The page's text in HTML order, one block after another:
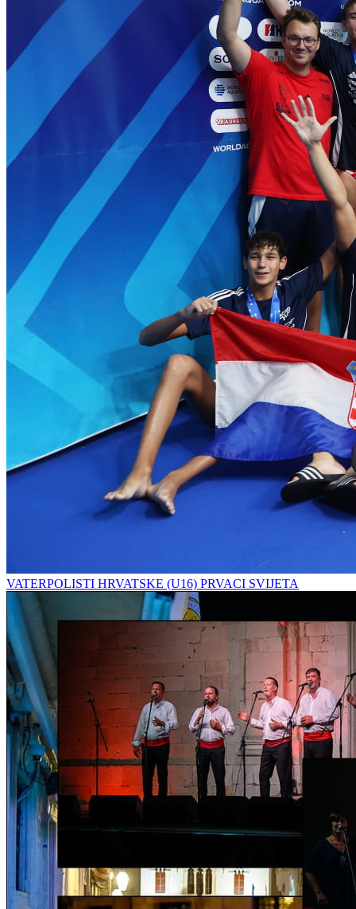
VATERPOLISTI HRVATSKE (U16) PRVACI SVIJETA